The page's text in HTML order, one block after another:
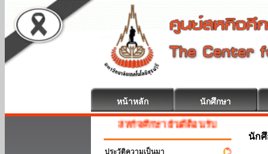
หน้าหลัก นักศึกษา
สหกิจศึกษา ยินดีต้อนรับ
ประวัติความเป็นมา
นัก